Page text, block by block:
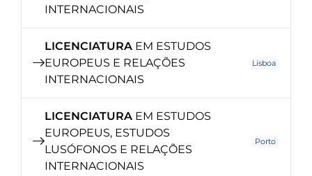
INTERNACIONAIS
LICENCIATURA EM ESTUDOS
EUROPEUS E RELAÇÕES
INTERNACIONAIS
Lisboa
LICENCIATURA EM ESTUDOS
EUROPEUS, ESTUDOS
LUSÓFONOS E RELAÇÕES
INTERNACIONAIS
Porto